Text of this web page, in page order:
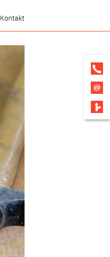
Kontakt